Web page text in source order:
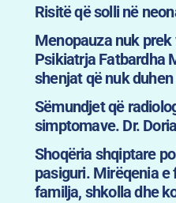
Risitë që solli në
Menopauza nuk
Psikiatrja Fatbardha
shenjat që nuk
Sëmundjet që
simptomave. Dr.
Shoqëria shqiptare
pasiguri. Mirëqenia e
familja, shkolla dhe